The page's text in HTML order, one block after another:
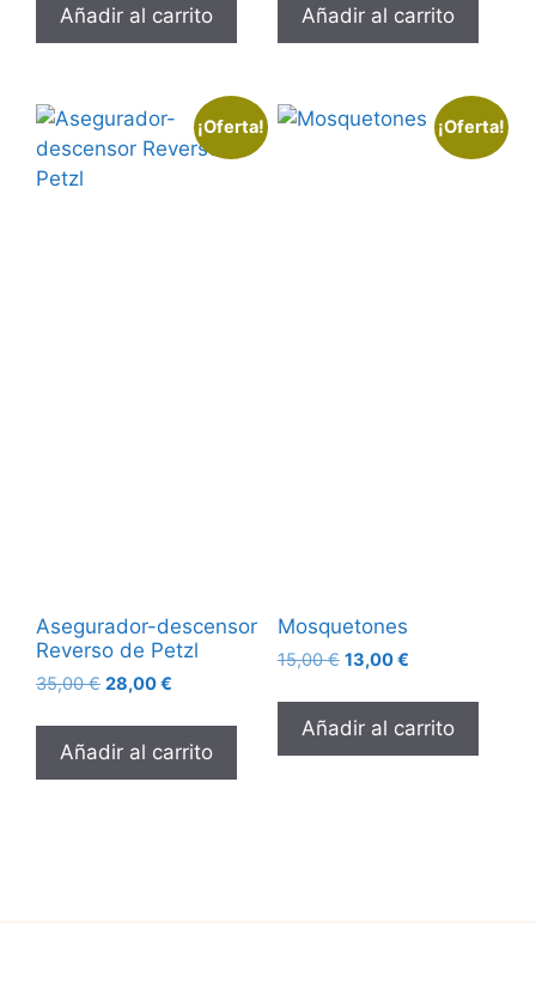
Añadir al carrito Añadir al carrito
¡Oferta!
Asegurador-descensor
Reverso de Petzl
35,00€ 28,00€
Añadir al carrito
¡Oferta!
Mosquetones
15,00€ 13,00€
Añadir al carrito